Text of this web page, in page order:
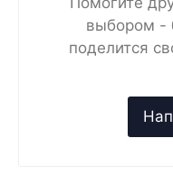
выбором -
поделится